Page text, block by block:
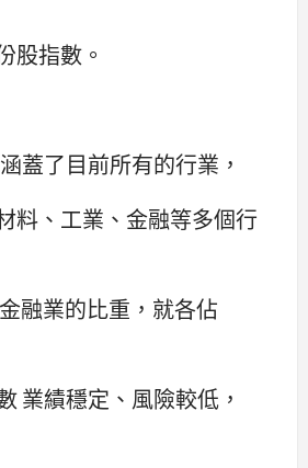
股指數。
蓋了目前所有的行業，
料、工業、金融等多個行
融業的比重，就各佔
業績穩定、風險較低，